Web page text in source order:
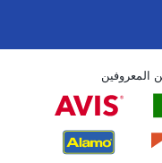
المعروفين